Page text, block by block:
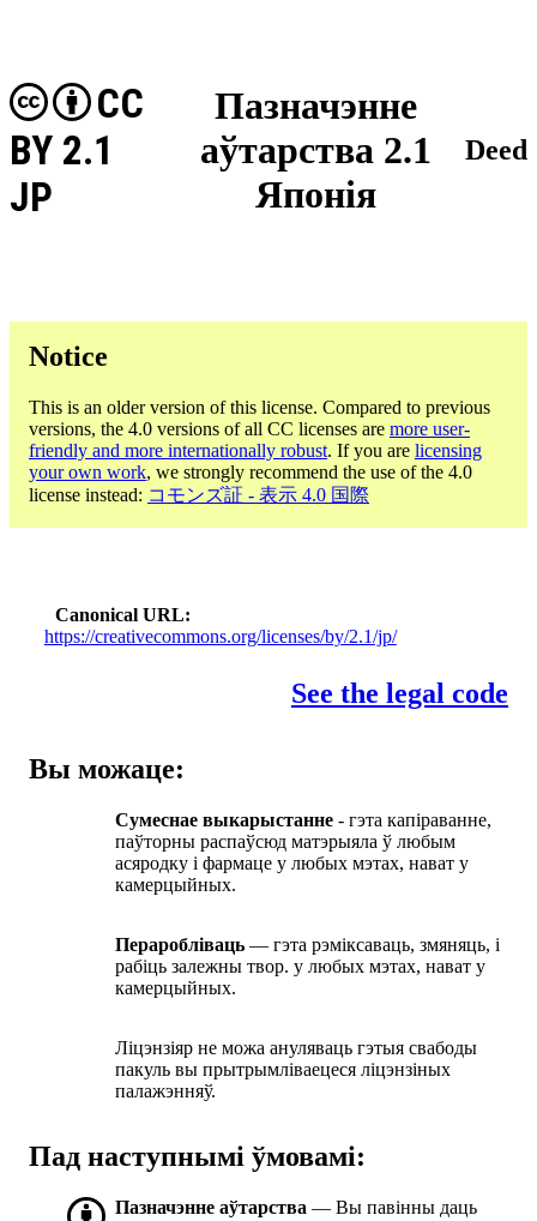
Пазначэнне
аўтарства 2.1
Японія
CC
BY 2.1
JP
Deed
Notice
This is an older version of this license. Compared to previous
versions, the 4.0 versions of all CC licenses are more user-
friendly and more internationally robust. If you are licensing
your own work, we strongly recommend the use of the 4.0
license instead: コモンズ証 - 表示 4.0 国際
Canonical URL
https://creativecommons.org/licenses/by/2.1/jp/
See the legal code
Вы можаце:
Сумеснае выкарыстанне - гэта капіраванне,
паўторны распаўсюд матэрыяла ў любым
асяродку і фармаце у любых мэтах, нават у
камерцыйных.
Пераробліваць — гэта рэміксаваць, змяняць, і
рабіць залежны твор. у любых мэтах, нават у
камерцыйных.
Ліцэнзіяр не можа ануляваць гэтыя свабоды
пакуль вы прытрымліваецеся ліцэнзіных
палажэнняў.
Пад наступнымі ўмовамі:
Пазначэнне аўтарства — Вы павінны даць